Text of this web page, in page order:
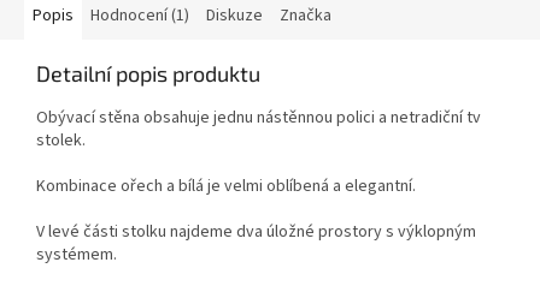
Popis Hodnocení (1) Diskuze Značka
Detailní popis produktu
Obývací stěna obsahuje jednu nástěnnou polici a netradiční tv
stolek.
Kombinace ořech a bílá je velmi oblíbená a elegantní.
V levé části stolku najdeme dva úložné prostory s výklopným
systémem.